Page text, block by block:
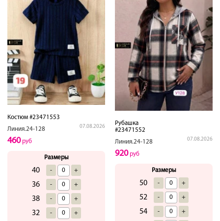
Костюм #23471553
Линия.24-128
07.08.2026
460руб
Размеры
40 - +
36 - +
38 - +
32 - +
Рубашка
#23471552
Линия.24-128
07.08.2026
920руб
Размеры
50 - +
52 - +
54 - +